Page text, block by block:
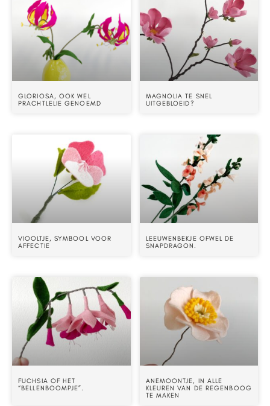
GLORIOSA, OOK WEL
PRACHTLELIE GENOEMD
MAGNOLIA TE SNEL
UITGEBLOEID?
VIOOLTJE, SYMBOOL VOOR
AFFECTIE
LEEUWENBEKJE OFWEL DE
SNAPDRAGON.
FUCHSIA OF HET
“BELLENBOOMPJE”.
ANEMOONTJE, IN ALLE
KLEUREN VAN DE REGENBOOG
TE MAKEN